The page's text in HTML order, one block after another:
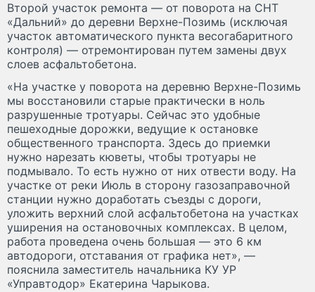
Второй участок ремонта — от поворота на СНТ
«Дальний» до деревни Верхне-Позимь (исключая
участок автоматического пункта весогабаритного
контроля) — отремонтирован путем замены двух
слоев асфальтобетона.
«На участке у поворота на деревню Верхне-Позимь
мы восстановили старые практически в ноль
разрушенные тротуары. Сейчас это удобные
пешеходные дорожки, ведущие к остановке
общественного транспорта. Здесь до приемки
нужно нарезать кюветы, чтобы тротуары не
подмывало. То есть нужно от них отвести воду. На
участке от реки Июль в сторону газозаправочной
станции нужно доработать съезды с дороги,
уложить верхний слой асфальтобетона на участках
уширения на остановочных комплексах. В целом,
работа проведена очень большая — это 6 км
автодороги, отставания от графика нет», —
пояснила заместитель начальника КУ УР
«Управтодор» Екатерина Чарыкова.